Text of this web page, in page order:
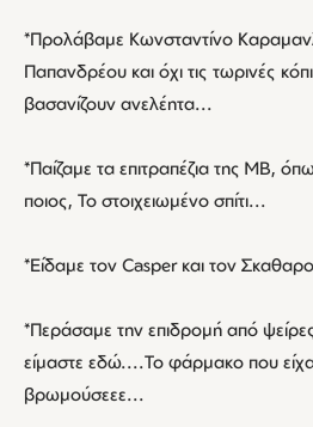
*Προλάβαμε Κωνσταντίνο
Παπανδρέου και όχι τις τωρινές
βασανίζουν ανελέητα...
*Παίζαμε τα επιτραπέζια της ΜΒ,
ποιος, Το στοιχειωμένο σπίτι...
*Είδαμε τον Casper και τον
*Περάσαμε την επιδρομή από
είμαστε εδώ....Το φάρμακο που
βρωμούσεεε...